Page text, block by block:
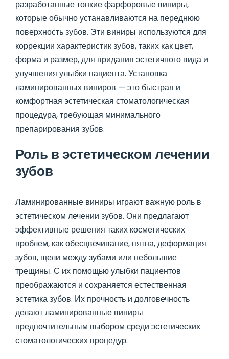
разработанные тонкие фарфоровые виниры,
которые обычно устанавливаются на переднюю
поверхность зубов. Эти виниры используются для
коррекции характеристик зубов, таких как цвет,
форма и размер, для придания эстетичного вида и
улучшения улыбки пациента. Установка
ламинированных виниров — это быстрая и
комфортная эстетическая стоматологическая
процедура, требующая минимального
препарирования зубов.
Роль в эстетическом лечении
зубов
Ламинированные виниры играют важную роль в
эстетическом лечении зубов. Они предлагают
эффективные решения таких косметических
проблем, как обесцвечивание, пятна, деформация
зубов, щели между зубами или небольшие
трещины. С их помощью улыбки пациентов
преображаются и сохраняется естественная
эстетика зубов. Их прочность и долговечность
делают ламинированные виниры
предпочтительным выбором среди эстетических
стоматологических процедур.